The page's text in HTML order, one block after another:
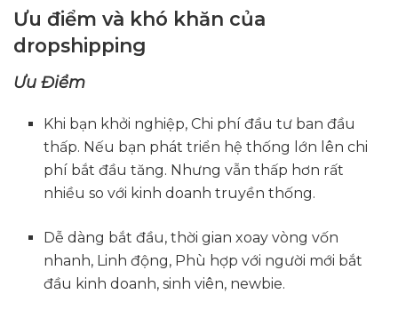
Ưu điểm và khó khăn của
dropshipping
Ưu Điểm
Khi bạn khởi nghiệp, Chi phí đầu tư ban đầu
thấp. Nếu bạn phát triển hệ thống lớn lên chi
phí bắt đầu tăng. Nhưng vẫn thấp hơn rất
nhiều so với kinh doanh truyền thống.
Dễ dàng bắt đầu, thời gian xoay vòng vốn
nhanh, Linh động, Phù hợp với người mới bắt
đầu kinh doanh, sinh viên, newbie.